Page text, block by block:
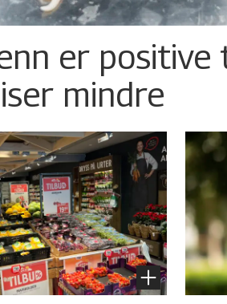
er positive
mindre